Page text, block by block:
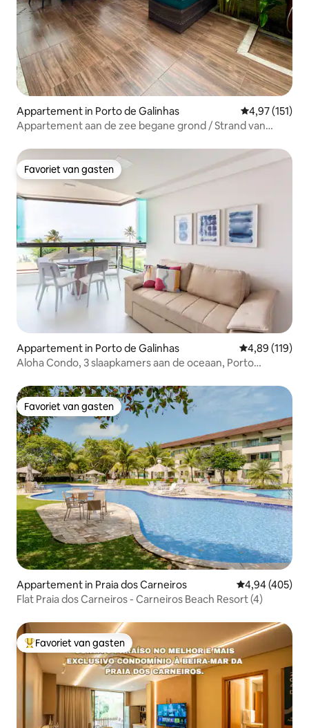
Appartement in Porto de Galinhas Gemiddelde
4,97 (151)
Appartement aan de zee begane grond / Strand van
Favoriet van gasten
Favoriet van gasten
Appartement in Porto de Galinhas Gemiddelde
4,89 (119)
Aloha Condo, 3 slaapkamers aan de oceaan, Porto
Favoriet van gasten
Favoriet van gasten
Appartement in Praia dos Carneiros Gemiddelde
4,94 (405)
Flat Praia dos Carneiros - Carneiros Beach Resort (4)
Topfavoriet van gasten
Favoriet van gasten